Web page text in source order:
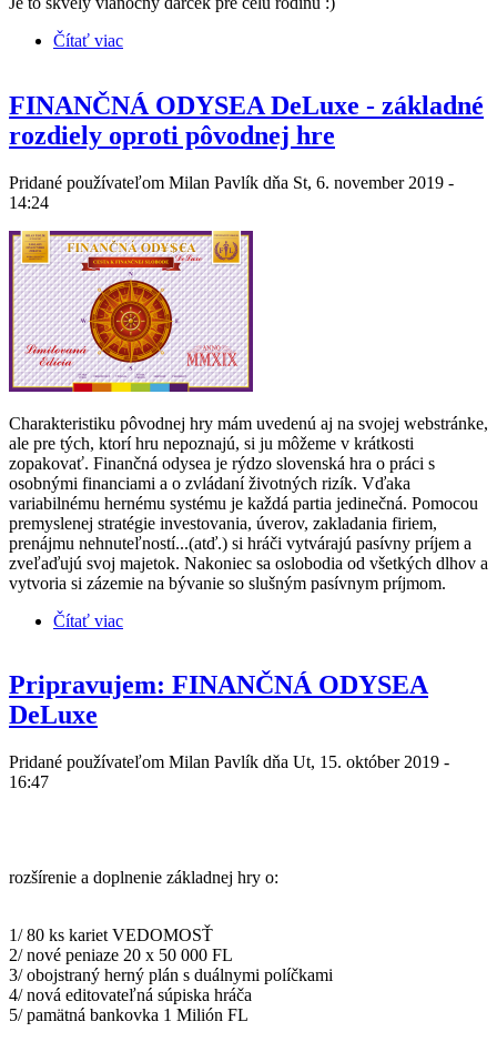
Čítať viac
FINANČNÁ ODYSEA DeLuxe - základné
rozdiely oproti pôvodnej hre
Pridané používateľom Milan Pavlík dňa St, 6. november 2019 -
14:24
Charakteristiku pôvodnej hry mám uvedenú aj na svojej webstránke,
ale pre tých, ktorí hru nepoznajú, si ju môžeme v krátkosti
zopakovať. Finančná odysea je rýdzo slovenská hra o práci s
osobnými financiami a o zvládaní životných rizík. Vďaka
variabilnému hernému systému je každá partia jedinečná. Pomocou
premyslenej stratégie investovania, úverov, zakladania firiem,
prenájmu nehnuteľností...(atď.) si hráči vytvárajú pasívny príjem a
zveľaďujú svoj majetok. Nakoniec sa oslobodia od všetkých dlhov a
vytvoria si zázemie na bývanie so slušným pasívnym príjmom.
Čítať viac
Pripravujem: FINANČNÁ ODYSEA
DeLuxe
Pridané používateľom Milan Pavlík dňa Ut, 15. október 2019 -
16:47
rozšírenie a doplnenie základnej hry o:
1/ 80 ks kariet VEDOMOSŤ
2/ nové peniaze 20 x 50 000 FL
3/ obojstraný herný plán s duálnymi políčkami
4/ nová editovateľná súpiska hráča
5/ pamätná bankovka 1 Milión FL